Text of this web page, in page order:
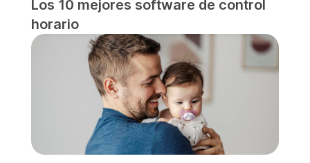
Los 10 mejores software de control
horario